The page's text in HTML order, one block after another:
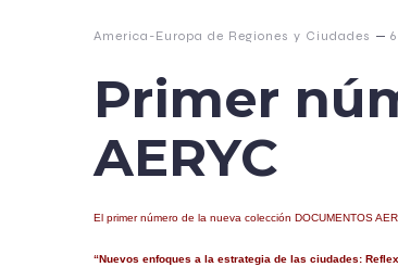
America-Europa de Regiones y Ciudades –
Primer
AERYC
El primer número de la nueva colección DOCUMENTOS
“Nuevos enfoques a la estrategia de las ciudades: